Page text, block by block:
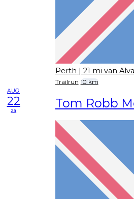
Perth | 21 mi van Alva
Trailrun 10 km
AUG
22
za Tom Robb